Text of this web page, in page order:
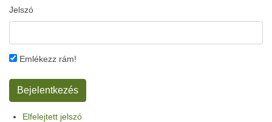
Jelszó
Emlékezz rám!
Elfelejtett jelszó